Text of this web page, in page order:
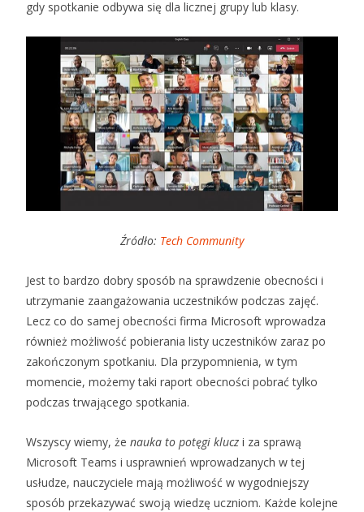
gdy spotkanie odbywa się dla licznej grupy lub klasy.
Źródło: Tech Community
Jest to bardzo dobry sposób na sprawdzenie obecności i
utrzymanie zaangażowania uczestników podczas zajęć.
Lecz co do samej obecności firma Microsoft wprowadza
również możliwość pobierania listy uczestników zaraz po
zakończonym spotkaniu. Dla przypomnienia, w tym
momencie, możemy taki raport obecności pobrać tylko
podczas trwającego spotkania.
Wszyscy wiemy, że nauka to potęgi klucz i za sprawą
Microsoft Teams i usprawnień wprowadzanych w tej
usłudze, nauczyciele mają możliwość w wygodniejszy
sposób przekazywać swoją wiedzę uczniom. Każde kolejne